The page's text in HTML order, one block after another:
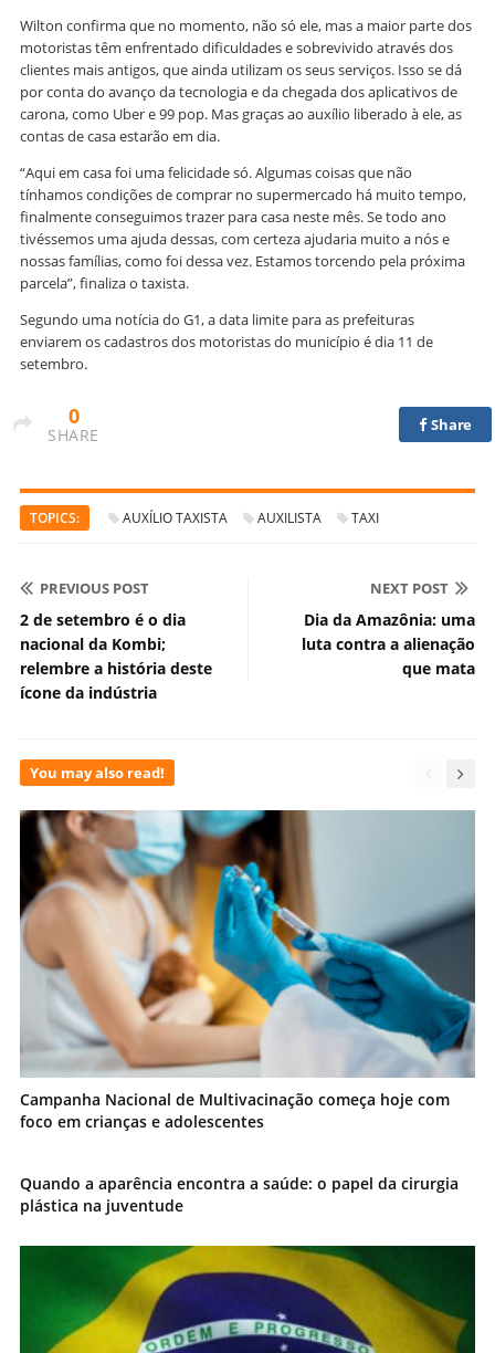
Wilton confirma que no momento, não só ele, mas a maior parte dos
motoristas têm enfrentado dificuldades e sobrevivido através dos
clientes mais antigos, que ainda utilizam os seus serviços. Isso se dá
por conta do avanço da tecnologia e da chegada dos aplicativos de
carona, como Uber e 99 pop. Mas graças ao auxílio liberado à ele, as
contas de casa estarão em dia.
“Aqui em casa foi uma felicidade só. Algumas coisas que não
tínhamos condições de comprar no supermercado há muito tempo,
finalmente conseguimos trazer para casa neste mês. Se todo ano
tivéssemos uma ajuda dessas, com certeza ajudaria muito a nós e
nossas famílias, como foi dessa vez. Estamos torcendo pela próxima
parcela”, finaliza o taxista.
Segundo uma notícia do G1, a data limite para as prefeituras
enviarem os cadastros dos motoristas do município é dia 11 de
setembro.
0
SHARE
Share
TOPICS: AUXÍLIO TAXISTA AUXILISTA TAXI
PREVIOUS POST
2 de setembro é o dia
nacional da Kombi;
relembre a história deste
ícone da indústria
NEXT POST
Dia da Amazônia: uma
luta contra a alienação
que mata
You may also read!
Campanha Nacional de Multivacinação começa hoje com
foco em crianças e adolescentes
Quando a aparência encontra a saúde: o papel da cirurgia
plástica na juventude